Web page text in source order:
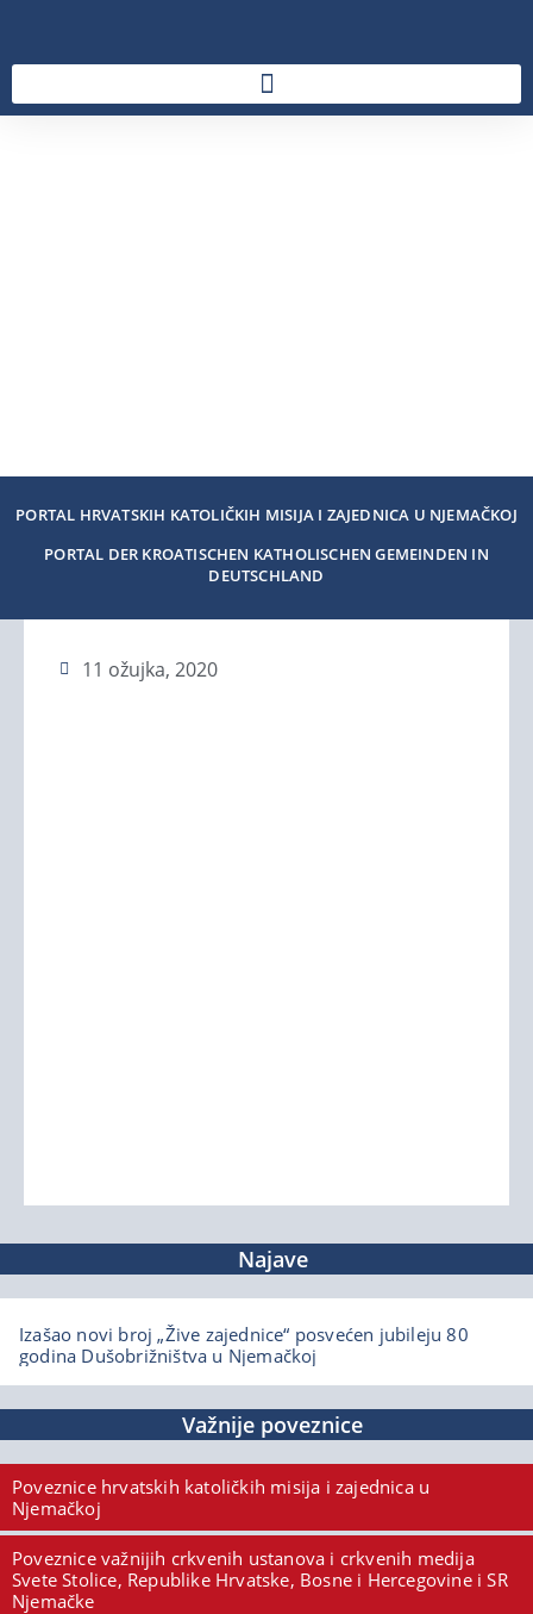
PORTAL HRVATSKIH KATOLIČKIH MISIJA I ZAJEDNICA U NJEMAČKOJ
PORTAL DER KROATISCHEN KATHOLISCHEN GEMEINDEN IN
DEUTSCHLAND
11 ožujka, 2020
Najave
Izašao novi broj „Žive zajednice“ posvećen jubileju 80
godina Dušobrižništva u Njemačkoj
Važnije poveznice
Poveznice hrvatskih katoličkih misija i zajednica u
Njemačkoj
Poveznice važnijih crkvenih ustanova i crkvenih medija
Svete Stolice, Republike Hrvatske, Bosne i Hercegovine i SR
Njemačke